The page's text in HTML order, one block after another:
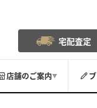
宅配査定
店舗のご案内▼